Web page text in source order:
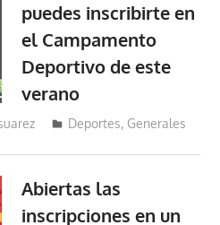
puedes inscribirte en
el Campamento
Deportivo de este
verano
Deportes, Generales
Abiertas las
inscripciones en un